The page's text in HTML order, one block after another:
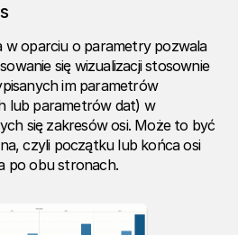
w oparciu o parametry pozwala
się wizualizacji stosownie
im parametrów
lub parametrów dat) w
się zakresów osi. Może to być
czyli początku lub końca osi
po obu stronach.